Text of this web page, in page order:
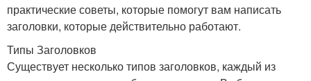
практические советы, которые помогут вам написать
заголовки, которые действительно работают.
Типы Заголовков
Существует несколько типов заголовков, каждый из